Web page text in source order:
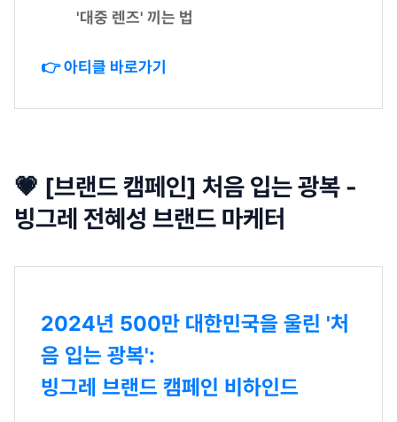
'대중 렌즈' 끼는 법
👉 아티클 바로가기
💗 [브랜드 캠페인] 처음 입는 광복 -
빙그레 전혜성 브랜드 마케터
2024년 500만 대한민국을 울린 '처
음 입는 광복':
빙그레 브랜드 캠페인 비하인드